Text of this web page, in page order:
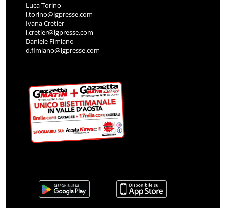
Luca Torino
l.torino@lgpresse.com
Ivana Cretier
i.cretier@lgpresse.com
Daniele Fimiano
d.fimiano@lgpresse.com